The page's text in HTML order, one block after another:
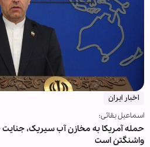
اخبار ایران
اسماعیل بقائی:
حمله آمریکا به مخازن آب سیریک، جنایت
واشنگتن است